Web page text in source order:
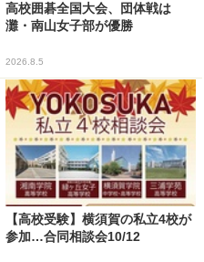
高校囲碁全国大会、団体戦は
灘・南山女子部が優勝
2026.8.5
【高校受験】横須賀の私立4校が
参加…合同相談会10/12